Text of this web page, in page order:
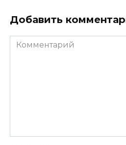
Добавить
Комментарий